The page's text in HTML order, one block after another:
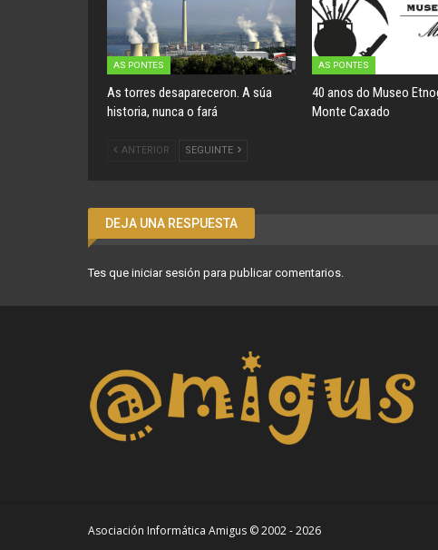
AS PONTES
As torres desapareceron. A súa
historia, nunca o fará
AS PONTES
40 anos do Museo
Monte Caxado
ANTERIOR SEGUINTE
DEJA UNA RESPUESTA
Tes que iniciar sesión para publicar comentarios.
Asociación Informática Amigus © 2002 - 2026